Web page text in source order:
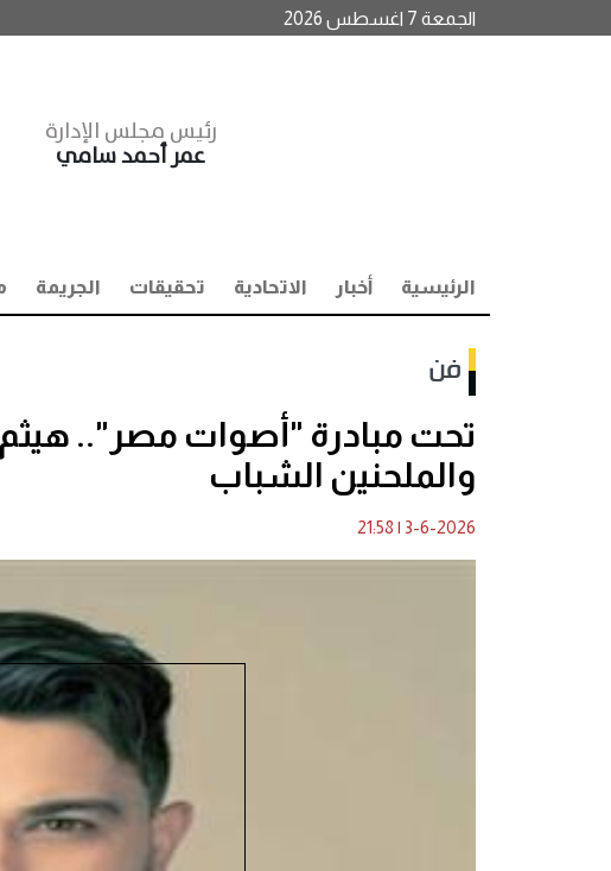
الجمعة 7 اغسطس 2026
رئيس مجلس الإدارة
عمر أحمد سامي
الرئيسية أخبار الاتحادية تحقيقات الجريمة
فن
تحت مبادرة "أصوات مصر".. هيثم
والملحنين الشباب
3-6-2026
|
21:58